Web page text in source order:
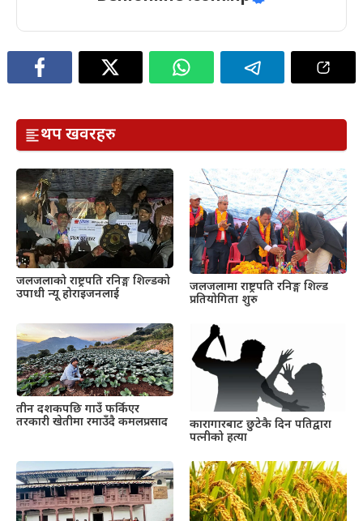
थप खवरहरु
जलजलाको राष्ट्रपति रनिङ्ग शिल्डको
उपाधी न्यू होराइजनलाई
जलजलामा राष्ट्रपति रनिङ्ग शिल्ड
प्रतियोगिता शुरु
तीन दशकपछि गाउँ फर्किएर
तरकारी खेतीमा रमाउँदै कमलप्रसाद
कारागारबाट छुटेकै दिन पतिद्वारा
पत्नीको हत्या